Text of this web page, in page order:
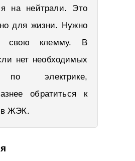
на нейтрали. Это
для жизни. Нужно
свою клемму. В
нет необходимых
по электрике,
обратиться к
в ЖЭК.